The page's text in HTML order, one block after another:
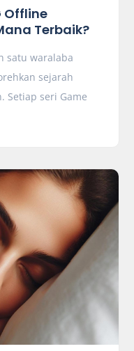
Offline
Terbaik?
satu waralaba
sejarah
Setiap seri Game